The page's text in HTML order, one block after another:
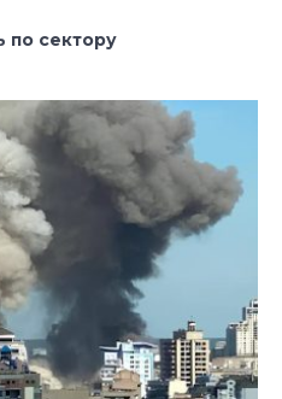
по сектору